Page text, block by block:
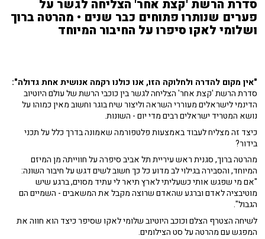
סדרת הרשת 'קצת אחר' הצליחה לגשר על
פערים שנותרו פתוחים כבר שנים • מהרטה ברוך
ושלומי לאקו סיפרו על החיבור המיוחד
"אין מקום להדרה ולחלוקה הזו, אנו כולנו רקמה אנושית אחת גדולה":
סדרת הרשת 'קצת אחר' הצליחה לגשר בין כוכבי הרשת של עולם היוטיוב
הדינמי לישראלים מעוררי השראה וליצור שיח בוגר וחשוב מאין כמוהו על
נושא המטריד ישראלים רבים מדי יום - השונות.
כיצד זה מצליח לעבוד באמצעות פלטפורמה שאמונה בדרך כלל על תכני
בידור?
מהרטה ברוך, סגנית ראש עיריית תל אביב סיפרה על חווייתה מן המיזם
המיוחד, והסבירה בגילוי לב מדוע כל כך חשוב לשים דגש על חיבור השונה:
"אם מי שפגש אותי כשעליתי לארץ תיאר לי עתיד מסוים, ברגע שיש
מוטיבציה לאדם וברגע שהאדם שרוצה מקבל את המשאבים - השמיים הם
הגבול".
לשיחה הצטרף הצלם וכוכב היוטיוב שלומי לאקו שסיפר כיצד הוא חווה את
המפגש עם מהרטה על סט הצילומים.